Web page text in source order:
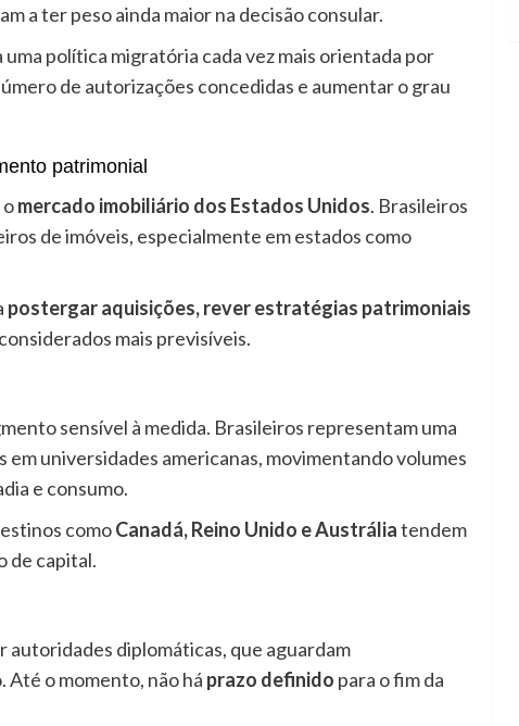
a ter peso ainda maior na decisão consular.
política migratória cada vez mais orientada por
de autorizações concedidas e aumentar o grau
patrimonial
mercado imobiliário dos Estados Unidos. Brasileiros
de imóveis, especialmente em estados como
postergar aquisições, rever estratégias patrimoniais
mais previsíveis.
sensível à medida. Brasileiros representam uma
universidades americanas, movimentando volumes
e consumo.
comoCanadá, Reino Unido e Austráliatendem
de capital.
autoridades diplomáticas, que aguardam
o momento, não há prazo definido para o fim da